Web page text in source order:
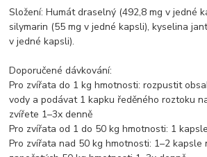
Složení: Humát draselný (492,8 mg v jedné
silymarin (55 mg v jedné kapsli), kyselina
v jedné kapsli).
Doporučené dávkování:
Pro zvířata do 1 kg hmotnosti: rozpustit
vody a podávat 1 kapku ředěného roztoku
zvířete 1–3x denně
Pro zvířata od 1 do 50 kg hmotnosti: 1
Pro zvířata nad 50 kg hmotnosti: 1–2 kapsle